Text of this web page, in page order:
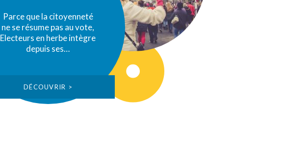
Parce que la citoyenneté
ne se résume pas au vote,
Electeurs en herbe intègre
depuis ses…
DÉCOUVRIR >